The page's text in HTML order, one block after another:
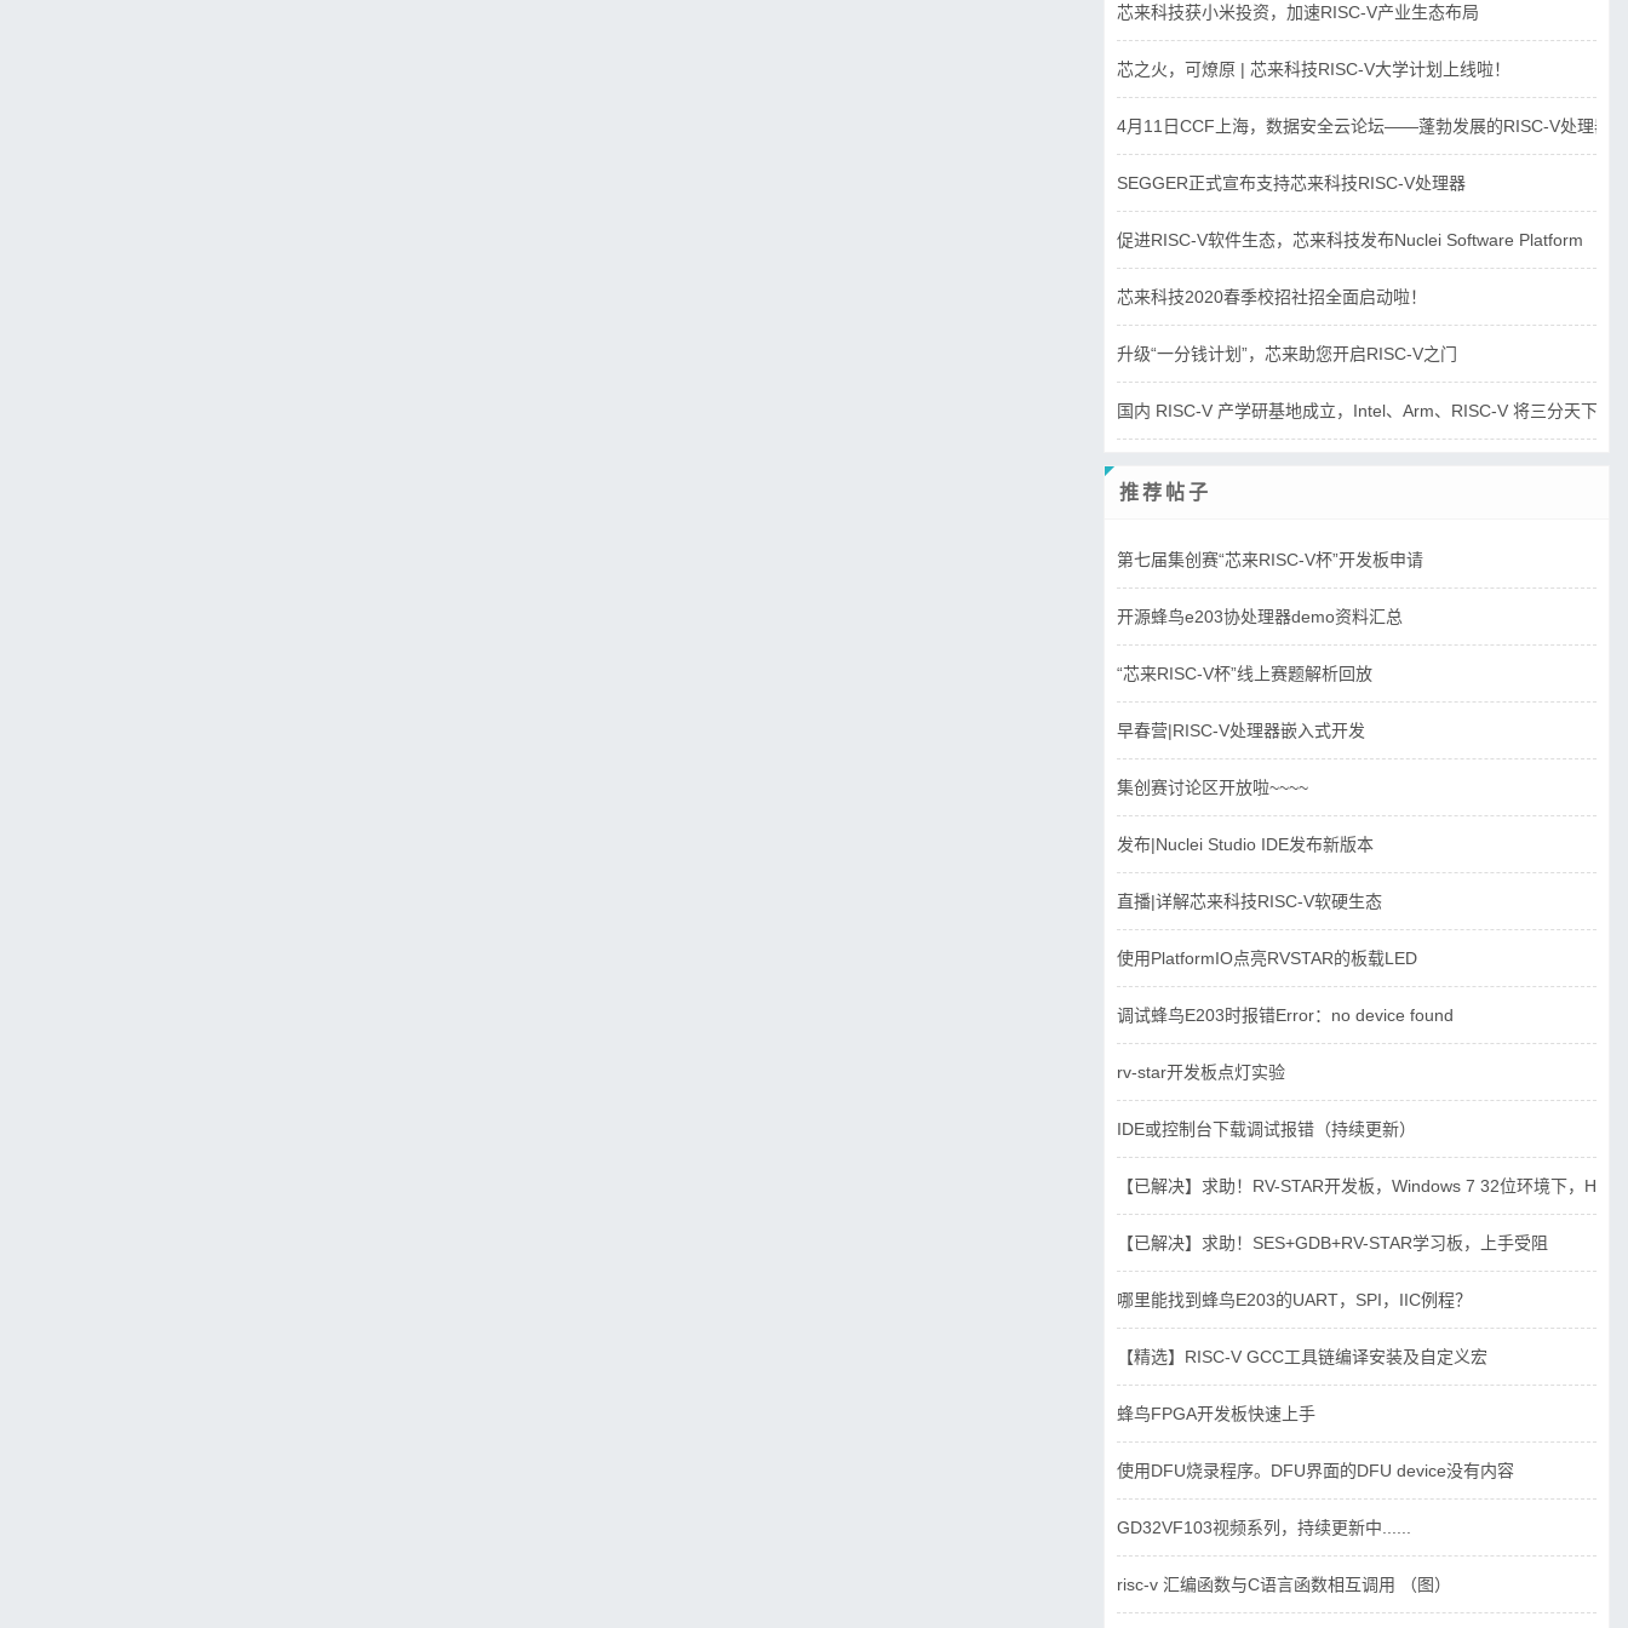
芯来科技获小米投资，加速RISC-V产业生态布局
芯之火，可燎原 | 芯来科技RISC-V大学计划上线啦！
4月11日CCF上海，数据安全云论坛——蓬勃发展的RISC-V处理器
SEGGER正式宣布支持芯来科技RISC-V处理器
促进RISC-V软件生态，芯来科技发布Nuclei Software Platform
芯来科技2020春季校招社招全面启动啦！
升级“一分钱计划”，芯来助您开启RISC-V之门
国内 RISC-V 产学研基地成立，Intel、Arm、RISC-V 将三分天下？
推荐帖子
第七届集创赛“芯来RISC-V杯”开发板申请
开源蜂鸟e203协处理器demo资料汇总
“芯来RISC-V杯”线上赛题解析回放
早春营|RISC-V处理器嵌入式开发
集创赛讨论区开放啦~~~~
发布|Nuclei Studio IDE发布新版本
直播|详解芯来科技RISC-V软硬生态
使用PlatformIO点亮RVSTAR的板载LED
调试蜂鸟E203时报错Error：no device found
rv-star开发板点灯实验
IDE或控制台下载调试报错（持续更新）
【已解决】求助！RV-STAR开发板，Windows 7 32位环境下，
【已解决】求助！SES+GDB+RV-STAR学习板，上手受阻
哪里能找到蜂鸟E203的UART，SPI，IIC例程？
【精选】RISC-V GCC工具链编译安装及自定义宏
蜂鸟FPGA开发板快速上手
使用DFU烧录程序。DFU界面的DFU device没有内容
GD32VF103视频系列，持续更新中......
risc-v 汇编函数与C语言函数相互调用 （图）